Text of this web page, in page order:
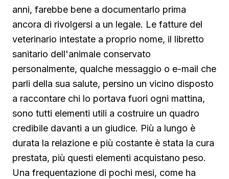
anni, farebbe bene a documentarlo prima
ancora di rivolgersi a un legale. Le fatture del
veterinario intestate a proprio nome, il libretto
sanitario dell'animale conservato
personalmente, qualche messaggio o e-mail che
parli della sua salute, persino un vicino disposto
a raccontare chi lo portava fuori ogni mattina,
sono tutti elementi utili a costruire un quadro
credibile davanti a un giudice. Più a lungo è
durata la relazione e più costante è stata la cura
prestata, più questi elementi acquistano peso.
Una frequentazione di pochi mesi, come ha